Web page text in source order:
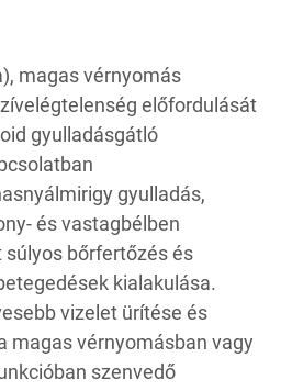
magas vérnyomás
előfordulását
gyulladásgátló
gyulladás,
és vastagbélben
súlyos bőrfertőzés és
kialakulása.
vizelet ürítése és
magas vérnyomásban vagy
szenvedő